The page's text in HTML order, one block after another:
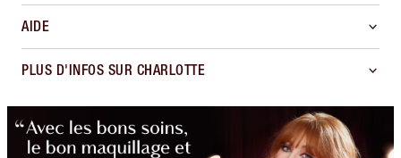
AIDE
PLUS D'INFOS SUR CHARLOTTE